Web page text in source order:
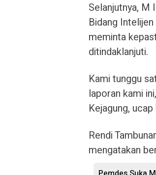
Selanjutnya, M
Bidang
meminta
ditindaklanjuti.
Kami tunggu
laporan kami
Kejagung, ucap
Rendi
mengatakan